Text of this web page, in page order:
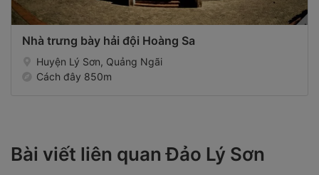
Nhà trưng bày hải đội Hoàng Sa
Huyện Lý Sơn, Quảng Ngãi
Cách đây 850m
Bài viết liên quan Đảo Lý Sơn